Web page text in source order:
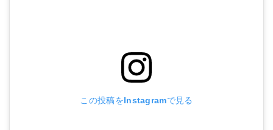
この投稿をInstagramで見る